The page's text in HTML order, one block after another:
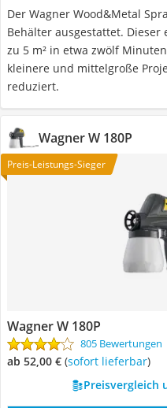
Der Wagner Wood&Metal
Behälter ausgestattet.
zu 5 m² in etwa zwölf
kleinere und mittelgroße
reduziert.
Wagner W 180P
Preis-Leistungs-Sieger
Wagner W 180P
805 Bewertungen
ab 52,00 € ( Sofort lieferbar)
Preisvergleich